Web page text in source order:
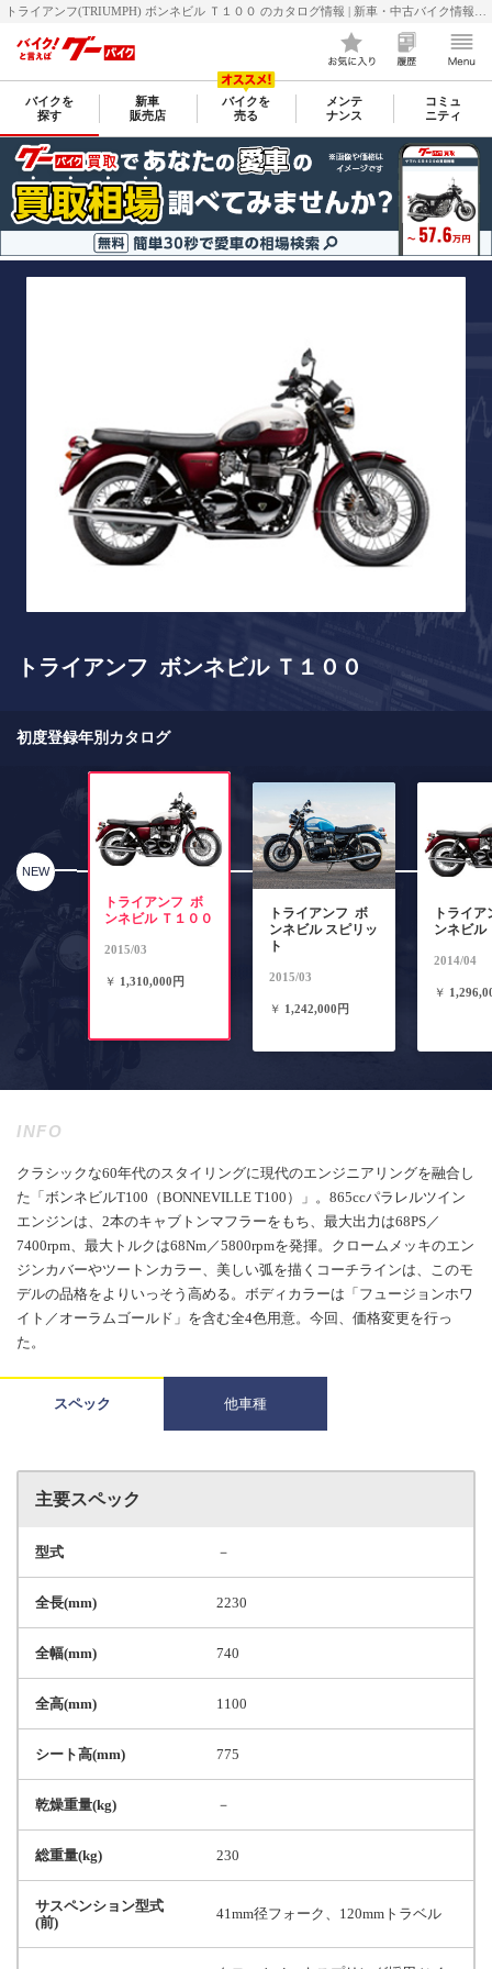
バイクを
探す
新車
販売店
バイクを
売る
メンテ
ナンス
コミュ
ニティ
トライアンフ ボンネビル Ｔ１００
初度登録年別カタログ
NEW
トライアンフ ボ
ンネビル Ｔ１００
2015/03
￥ 1,310,000円
トライアンフ ボ
ンネビル スピリッ
ト
2015/03
￥ 1,242,000円
トライ
ンネビル
2014/04
￥
INFO
クラシックな60年代のスタイリングに現代のエンジニアリングを融合し
た「ボンネビルT100（BONNEVILLE T100）」。865ccパラレルツイン
エンジンは、2本のキャブトンマフラーをもち、最大出力は68PS／
7400rpm、最大トルクは68Nm／5800rpmを発揮。クロームメッキのエン
ジンカバーやツートンカラー、美しい弧を描くコーチラインは、このモ
デルの品格をよりいっそう高める。ボディカラーは「フュージョンホワ
イト／オーラムゴールド」を含む全4色用意。今回、価格変更を行っ
た。
スペック 他車種
主要スペック
型式 －
全長(mm) 2230
全幅(mm) 740
全高(mm) 1100
シート高(mm) 775
乾燥重量(kg) －
総重量(kg) 230
サスペンション型式
(前)
41mm径フォーク、120mmトラベル